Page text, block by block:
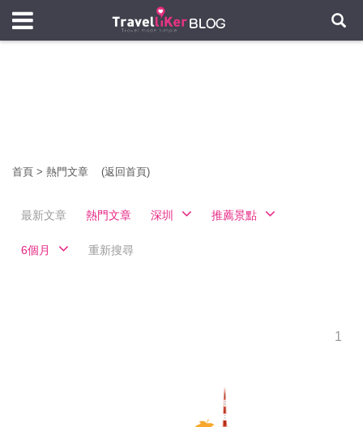
首頁 > 熱門文章 (返回首頁)
最新文章 熱門文章 深圳 推薦景點
6個月 重新搜尋
1